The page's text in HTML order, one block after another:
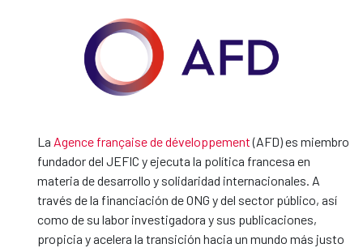
La Agence française de développement(AFD) es miembro
fundador del JEFIC y ejecuta la política francesa en
materia de desarrollo y solidaridad internacionales. A
través de la financiación de ONG y del sector público, así
como de su labor investigadora y sus publicaciones,
propicia y acelera la transición hacia un mundo más justo